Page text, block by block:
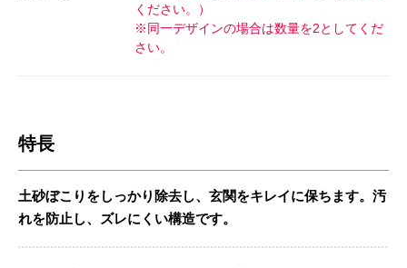
ください。）
※同一デザインの場合は数量を2としてくだ
さい。
特長
土砂ぼこりをしっかり除去し、玄関をキレイに保ちます。汚
れを防止し、ズレにくい構造です。